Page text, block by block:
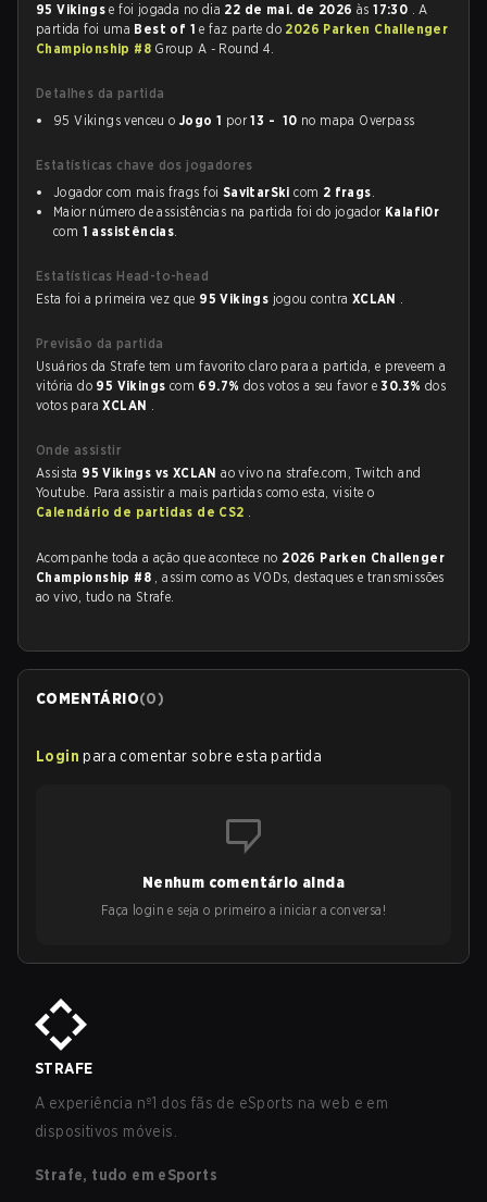
95 Vikingse foi jogada no dia 22 de mai. de 2026às17:30 . A
partida foi uma Best of 1e faz parte do 2026 Parken Challenger
Championship #8 Group A - Round 4.
Detalhes da partida
95 Vikings venceu o Jogo 1 por13 - 10 no mapa Overpass
Estatísticas chave dos jogadores
Jogador com mais frags foi SavitarSki com 2 frags.
Maior número de assistências na partida foi do jogador Kalafi0r
com 1 assistências.
Estatísticas Head-to-head
Esta foi a primeira vez que 95 Vikings jogou contra XCLAN .
Previsão da partida
Usuários da Strafe tem um favorito claro para a partida, e preveem a
vitória do 95 Vikings com 69.7% dos votos a seu favor e30.3% dos
votos paraXCLAN .
Onde assistir
Assista 95 Vikings vs XCLANao vivo na strafe.com, Twitch and
Youtube. Para assistir a mais partidas como esta, visite o
Calendário de partidas de CS2 .
Acompanhe toda a ação que acontece no 2026 Parken Challenger
Championship #8 , assim como as VODs, destaques e transmissões
ao vivo, tudo na Strafe.
COMENTÁRIO(0)
Login para comentar sobre esta partida
Nenhum comentário ainda
Faça login e seja o primeiro a iniciar a conversa!
STRAFE
A experiência nº1 dos fãs de eSports na web e em
dispositivos móveis.
Strafe, tudo em eSports